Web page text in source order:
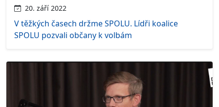
20. září 2022
V těžkých časech držme SPOLU. Lídři koalice
SPOLU pozvali občany k volbám